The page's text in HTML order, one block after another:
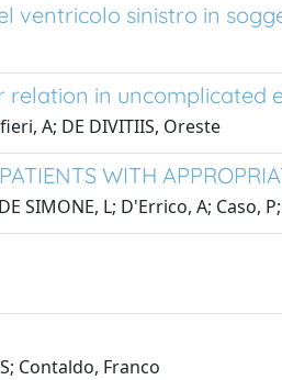
ventricolo sinistro in
in uncomplicated
A; DE DIVITIIS, Oreste
WITH
SIMONE, L; D'Errico, A; Caso,
Contaldo, Franco